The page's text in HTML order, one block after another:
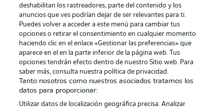
Gestionar las preferencias Declaracion de privacidad
Canales Trabajos
Jugadores Condiciones de uso
Sello Editorial Contacto
deshabilitan los rastreadores, parte del contenido y los
anuncios que ves podrían dejar de ser relevantes para ti.
Puedes volver a acceder a este menú para cambiar tus
opciones o retirar el consentimiento en cualquier momento
haciendo clic en el enlace «Gestionar las preferencias» que
aparece en el en la parte inferior de la página web. Tus
opciones tendrán efecto dentro de nuestro Sitio web. Para
saber más, consulta nuestra política de privacidad.
Tanto nosotros como nuestros asociados tratamos los
datos para proporcionar:
Utilizar datos de localización geográfica precisa. Analizar